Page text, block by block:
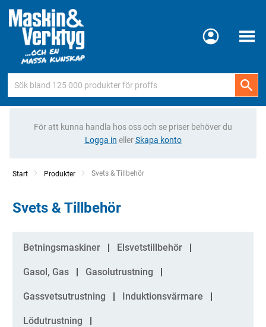
Meny
För att kunna handla hos oss och se priser behöver du
Logga in ellerSkapa konto
Start Produkter Current:
Svets & Tillbehör
Svets & Tillbehör
Kategorier
Betningsmaskiner Elsvetstillbehör
Gasol, Gas Gasolutrustning
Gassvetsutrustning Induktionsvärmare
Lödutrustning